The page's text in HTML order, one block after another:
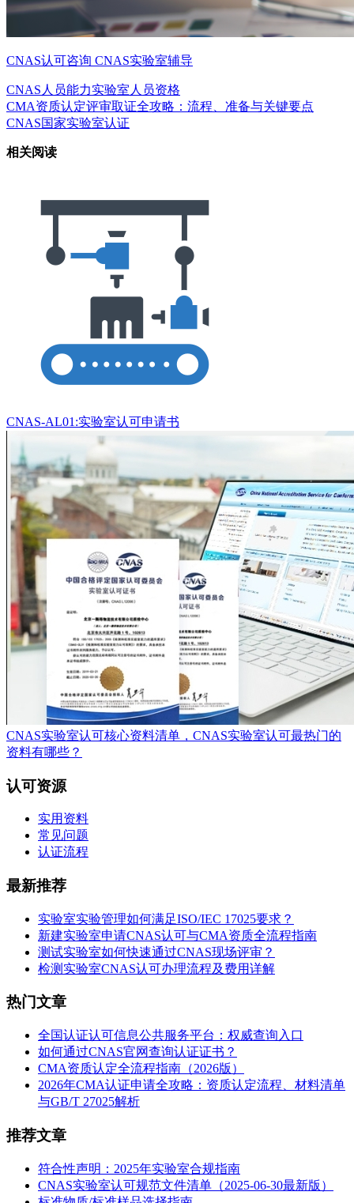
CNAS认可咨询 CNAS实验室辅导
CNAS人员能力实验室人员资格
CMA资质认定评审取证全攻略：流程、准备与关键要点
CNAS国家实验室认证
相关阅读
CNAS-AL01:实验室认可申请书
CNAS实验室认可核心资料清单，CNAS实验室认可最热门的
资料有哪些？
认可资源
实用资料
常见问题
认证流程
最新推荐
实验室实验管理如何满足ISO/IEC 17025要求？
新建实验室申请CNAS认可与CMA资质全流程指南
测试实验室如何快速通过CNAS现场评审？
检测实验室CNAS认可办理流程及费用详解
热门文章
全国认证认可信息公共服务平台：权威查询入口
如何通过CNAS官网查询认证证书？
CMA资质认定全流程指南（2026版）
2026年CMA认证申请全攻略：资质认定流程、材料清单
与GB/T 27025解析
推荐文章
符合性声明：2025年实验室合规指南
CNAS实验室认可规范文件清单（2025-06-30最新版）